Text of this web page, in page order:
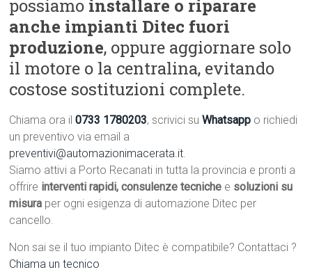
possiamo installare o riparare
anche impianti Ditec fuori
produzione, oppure aggiornare solo
il motore o la centralina, evitando
costose sostituzioni complete.
Chiama ora il0733 1780203, scrivici suWhatsapp o richiedi
un preventivo via email a
preventivi@automazionimacerata.it.
Siamo attivi a Porto Recanati in tutta la provincia e pronti a
offrire interventi rapidi, consulenze tecniche e soluzioni su
misura per ogni esigenza di automazione Ditec per
cancello.
Non sai se il tuo impianto Ditec è compatibile? Contattaci ?
Chiama un tecnico